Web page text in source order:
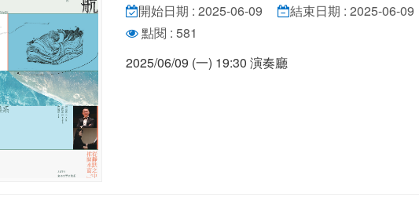
開始日期 : 2025-06-09 結束日期 : 2025-06-09
點閱 : 581
2025/06/09 (一) 19:30 演奏廳